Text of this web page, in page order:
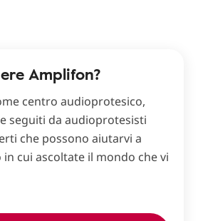
Amplifon?
centro audioprotesico,
seguiti da audioprotesisti
che possono aiutarvi a
cui ascoltate il mondo che vi